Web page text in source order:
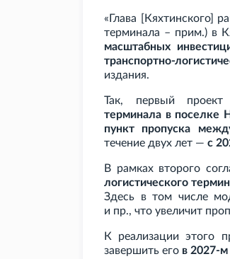
«Глава [Кяхтинского]
терминала – прим.) в
масштабных
транспортно-
издания.
Так, первый проект
терминала в поселке
пункт пропуска
течение двух лет — с
В рамках второго
логистического
Здесь в том числе
и пр., что увеличит
К реализации этого
завершить его в 2027-м